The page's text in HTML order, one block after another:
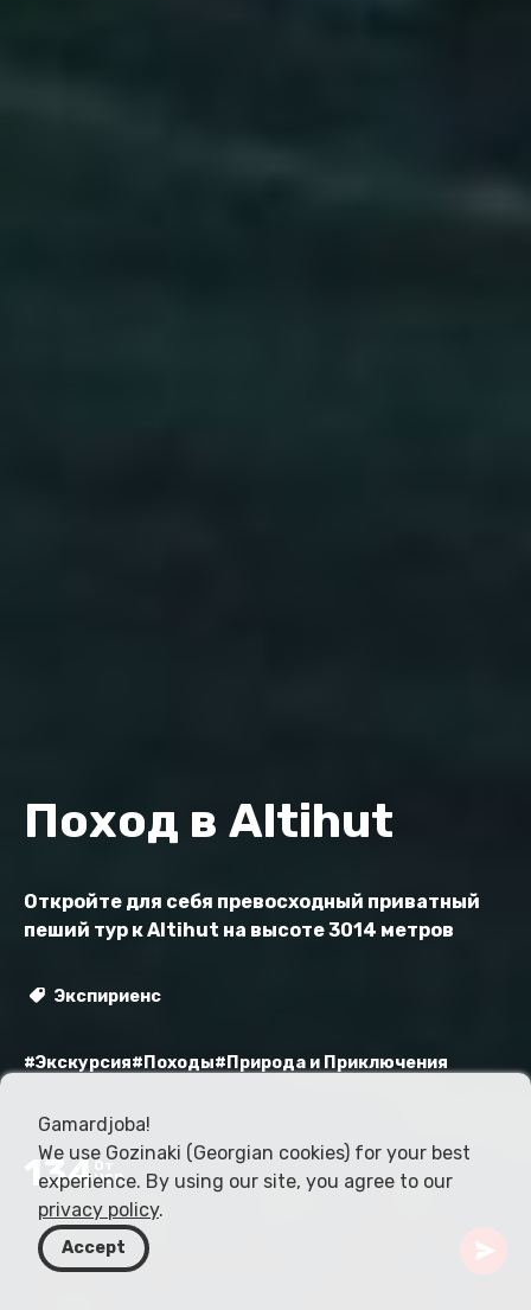
Поход в Altihut
Откройте для себя превосходный приватный
пеший тур к Altihut на высоте 3014 метров
Экспириенс
#Экскурсия#Походы#Природа и Приключения
134От
USD
Gamardjoba!
We use Gozinaki (Georgian cookies) for your best
experience. By using our site, you agree to our
privacy policy.
Accept